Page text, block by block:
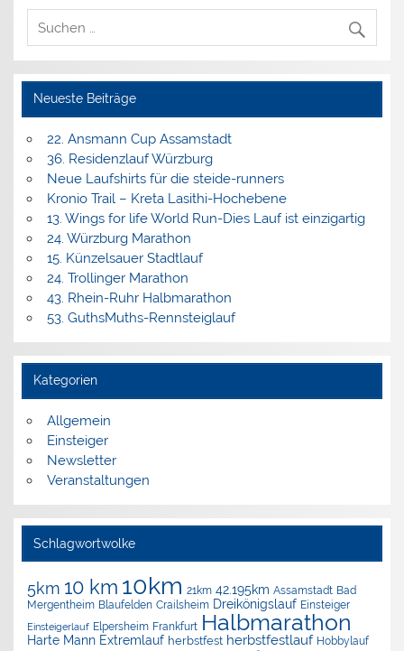
Neueste Beiträge
22. Ansmann Cup Assamstadt
36. Residenzlauf Würzburg
Neue Laufshirts für die steide-runners
Kronio Trail – Kreta Lasithi-Hochebene
13. Wings for life World Run-Dies Lauf ist einzigartig
24. Würzburg Marathon
15. Künzelsauer Stadtlauf
24. Trollinger Marathon
43. Rhein-Ruhr Halbmarathon
53. GuthsMuths-Rennsteiglauf
Kategorien
Allgemein
Einsteiger
Newsletter
Veranstaltungen
Schlagwortwolke
5km 10 km 10km 21km 42.195km Assamstadt Bad
Mergentheim Blaufelden Crailsheim Dreikönigslauf Einsteiger
Einsteigerlauf Elpersheim Frankfurt Halbmarathon
Harte Mann Extremlauf herbstfest herbstfestlauf Hobbylauf